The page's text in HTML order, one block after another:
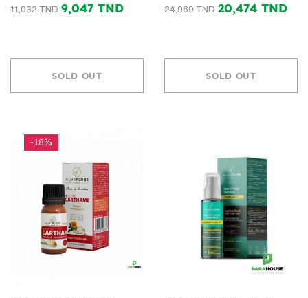
11,032 TND 9,047 TND
SOLD OUT
24,969 TND 20,474 TND
SOLD OUT
-18%